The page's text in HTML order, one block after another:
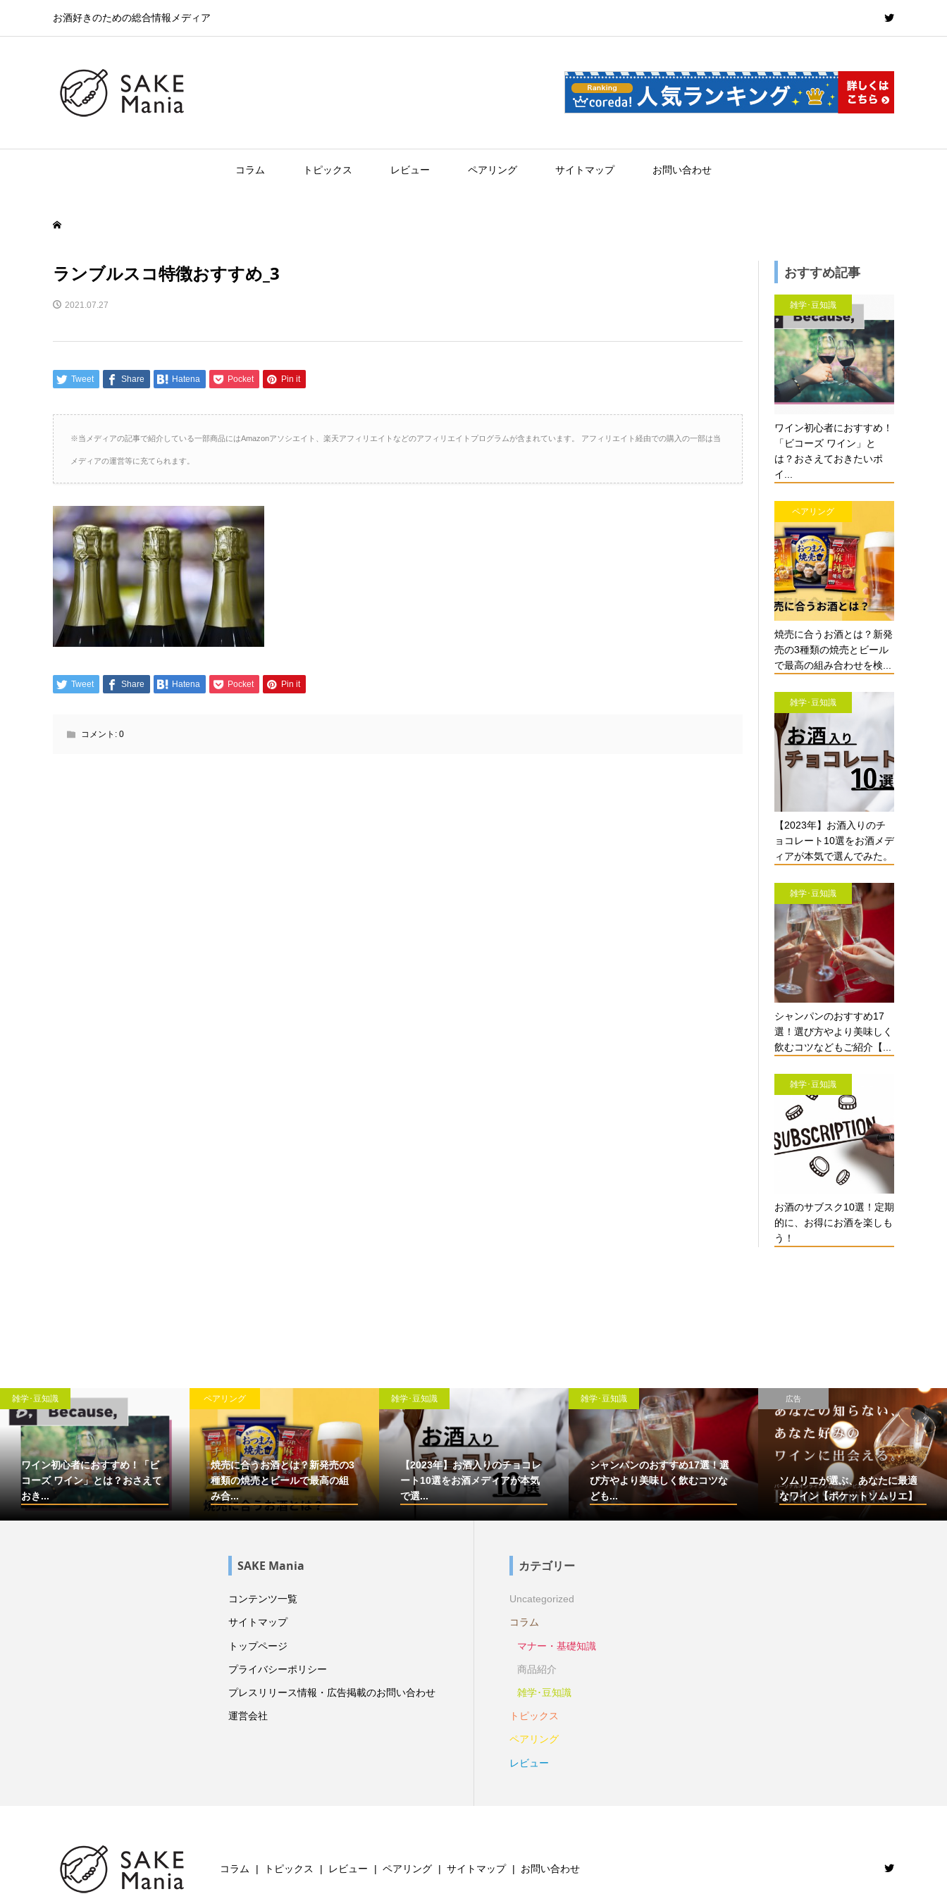
お酒好きのための総合情報メディア
コラム トピックス レビュー ペアリング サイトマップ お問い合わせ
ランブルスコ特徴おすすめ_3
2021.07.27
Tweet Share Hatena Pocket Pin it
※当メディアの記事で紹介している一部商品にはAmazonアソシエイト、楽天アフィリエイトなどのアフィリエイトプログラムが含まれています。 アフィリエイト経由での購入の一部は当
メディアの運営等に充てられます。
Tweet Share Hatena Pocket Pin it
コメント: 0
おすすめ記事
雑学･豆知識
ワイン初心者におすすめ！
「ビコーズ ワイン」と
は？おさえておきたいポ
イ...
ペアリング
焼売に合うお酒とは？新発
売の3種類の焼売とビール
で最高の組み合わせを検...
雑学･豆知識
【2023年】お酒入りのチ
ョコレート10選をお酒メデ
ィアが本気で選んでみた。
雑学･豆知識
シャンパンのおすすめ17
選！選び方やより美味しく
飲むコツなどもご紹介【...
雑学･豆知識
お酒のサブスク10選！定期
的に、お得にお酒を楽しも
う！
雑学･豆知識
ワイン初心者におすすめ！「ビ
コーズ ワイン」とは？おさえて
おき...
ペアリング
焼売に合うお酒とは？新発売の3
種類の焼売とビールで最高の組
み合...
雑学･豆知識
【2023年】お酒入りのチョコレ
ート10選をお酒メディアが本気
で選...
雑学･豆知識
シャンパンのおすすめ17選！選
び方やより美味しく飲むコツな
ども...
広告
ソムリエが選ぶ、あなたに最適
なワイン【ポケットソムリエ】
SAKE Mania
コンテンツ一覧
サイトマップ
トップページ
プライバシーポリシー
プレスリリース情報・広告掲載のお問い合わせ
運営会社
カテゴリー
Uncategorized
コラム
マナー・基礎知識
商品紹介
雑学･豆知識
トピックス
ペアリング
レビュー
コラム トピックス レビュー ペアリング サイトマップ お問い合わせ